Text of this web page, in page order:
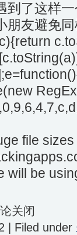
到了这样
朋友避免
file
will be
关闭
| Filed under